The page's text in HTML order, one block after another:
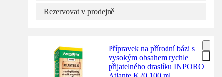
Rezervovat v prodejně
Přípravek na přírodní bázi s
vysokým obsahem rychle
přijatelného draslíku INPORO